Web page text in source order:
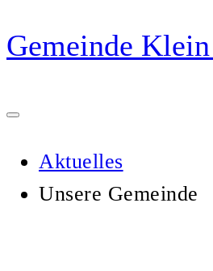
Gemeinde
Aktuelles
Unsere Gemeinde